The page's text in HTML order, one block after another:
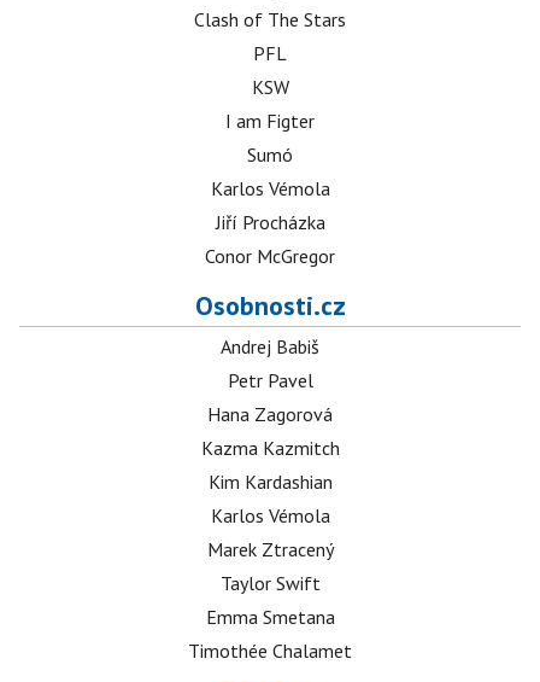
Clash of The Stars
PFL
KSW
I am Figter
Sumó
Karlos Vémola
Jiří Procházka
Conor McGregor
Osobnosti.cz
Andrej Babiš
Petr Pavel
Hana Zagorová
Kazma Kazmitch
Kim Kardashian
Karlos Vémola
Marek Ztracený
Taylor Swift
Emma Smetana
Timothée Chalamet